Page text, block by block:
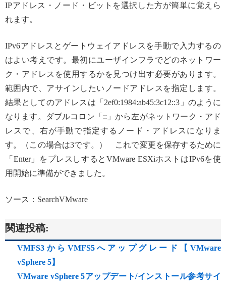
IPアドレス・ノード・ビットを選択した方が簡単に覚えら
れます。
IPv6アドレスとゲートウェイアドレスを手動で入力するの
はよい考えです。最初にユーザインフラでどのネットワー
ク・アドレスを使用するかを見つけ出す必要があります。
範囲内で、アサインしたいノードアドレスを指定します。
結果としてのアドレスは「2ef0:1984:ab45:3c12::3」のように
なります。ダブルコロン「::」から左がネットワーク・アド
レスで、右が手動で指定するノード・アドレスになりま
す。（この場合は3です。） これで変更を保存するために
「Enter」をプレスしするとVMware ESXiホストはIPv6を使
用開始に準備ができました。
ソース：SearchVMware
関連投稿:
VMFS3からVMFS5へアップグレード【VMware
vSphere 5】
VMware vSphere 5アップデート/インストール参考サイ